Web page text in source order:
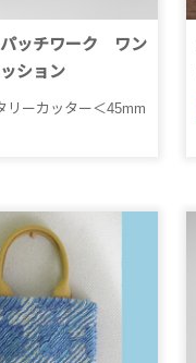
パッチワーク ワン
ション
リーカッター＜45mm